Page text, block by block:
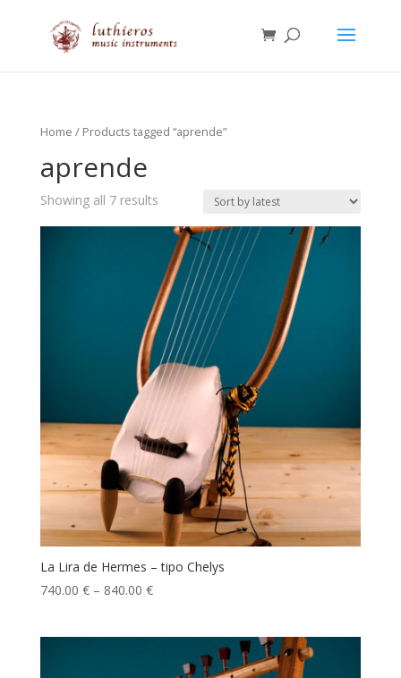
Home / Products tagged “aprende”
aprende
Showing all 7 results
La Lira de Hermes – tipo Chelys
740.00 €– 840.00 €